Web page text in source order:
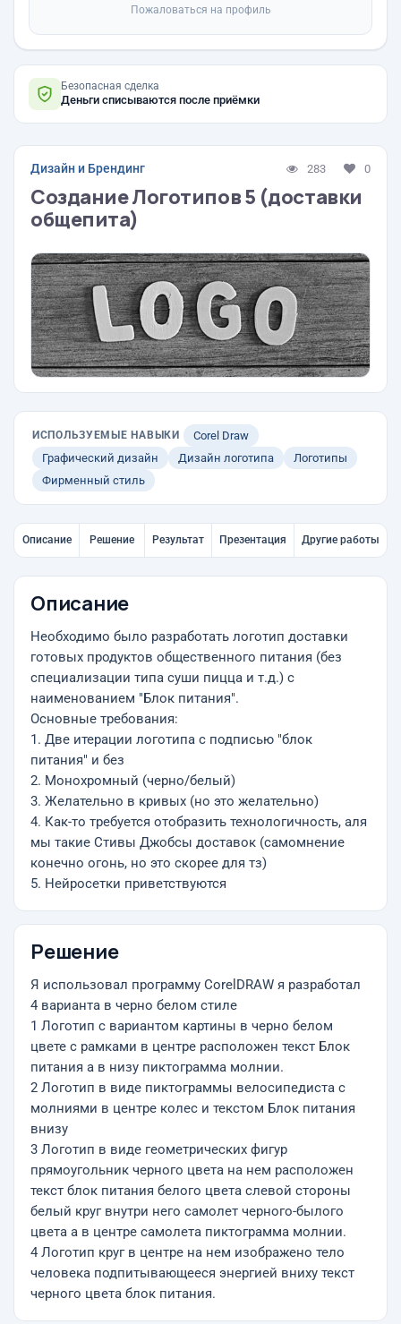
Пожаловаться на профиль
Безопасная сделка
Деньги списываются после приёмки
Дизайн и Брендинг 283 0
Создание Логотипов 5 (доставки
общепита)
ИСПОЛЬЗУЕМЫЕ НАВЫКИ
Corel Draw
Графический дизайн
Дизайн логотипа
Логотипы
Фирменный стиль
Описание Решение Результат Презентация Другие работы
Описание
Необходимо было разработать логотип доставки
готовых продуктов общественного питания (без
специализации типа суши пицца и т.д.) с
наименованием "Блок питания".
Основные требования:
1. Две итерации логотипа с подписью "блок
питания" и без
2. Монохромный (черно/белый)
3. Желательно в кривых (но это желательно)
4. Как-то требуется отобразить технологичность, аля
мы такие Стивы Джобсы доставок (самомнение
конечно огонь, но это скорее для тз)
5. Нейросетки приветствуются
Решение
Я использовал программу CorelDRAW я разработал
4 варианта в черно белом стиле
1 Логотип с вариантом картины в черно белом
цвете с рамками в центре расположен текст Блок
питания а в низу пиктограмма молнии.
2 Логотип в виде пиктограммы велосипедиста с
молниями в центре колес и текстом Блок питания
внизу
3 Логотип в виде геометрических фигур
прямоугольник черного цвета на нем расположен
текст блок питания белого цвета слевой стороны
белый круг внутри него самолет черного-былого
цвета а в центре самолета пиктограмма молнии.
4 Логотип круг в центре на нем изображено тело
человека подпитывающееся энергией вниху текст
черного цвета блок питания.